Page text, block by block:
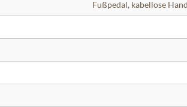
Fußpedal, kabellose